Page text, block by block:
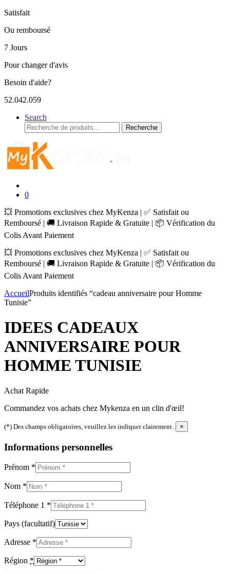
Satisfait
Ou remboursé
7 Jours
Pour changer d'avis
Besoin d'aide?
52.042.059
Search
Recherche
pour :
Recherche
0
💥 Promotions exclusives chez MyKenza | ✅ Satisfait ou
Remboursé | 🚚 Livraison Rapide & Gratuite | 📦 Vérification du
Colis Avant Paiement
💥 Promotions exclusives chez MyKenza | ✅ Satisfait ou
Remboursé | 🚚 Livraison Rapide & Gratuite | 📦 Vérification du
Colis Avant Paiement
AccueilProduits identifiés “cadeau anniversaire pour Homme
Tunisie”
IDEES CADEAUX
ANNIVERSAIRE POUR
HOMME TUNISIE
Achat Rapide
Commandez vos achats chez Mykenza en un clin d'œil!
(*) Des champs obligatoires, veuillez les indiquer clairement. ×
Informations personnelles
Prénom *
Nom *
Téléphone 1 *
Pays (facultatif)
Adresse *
Région *